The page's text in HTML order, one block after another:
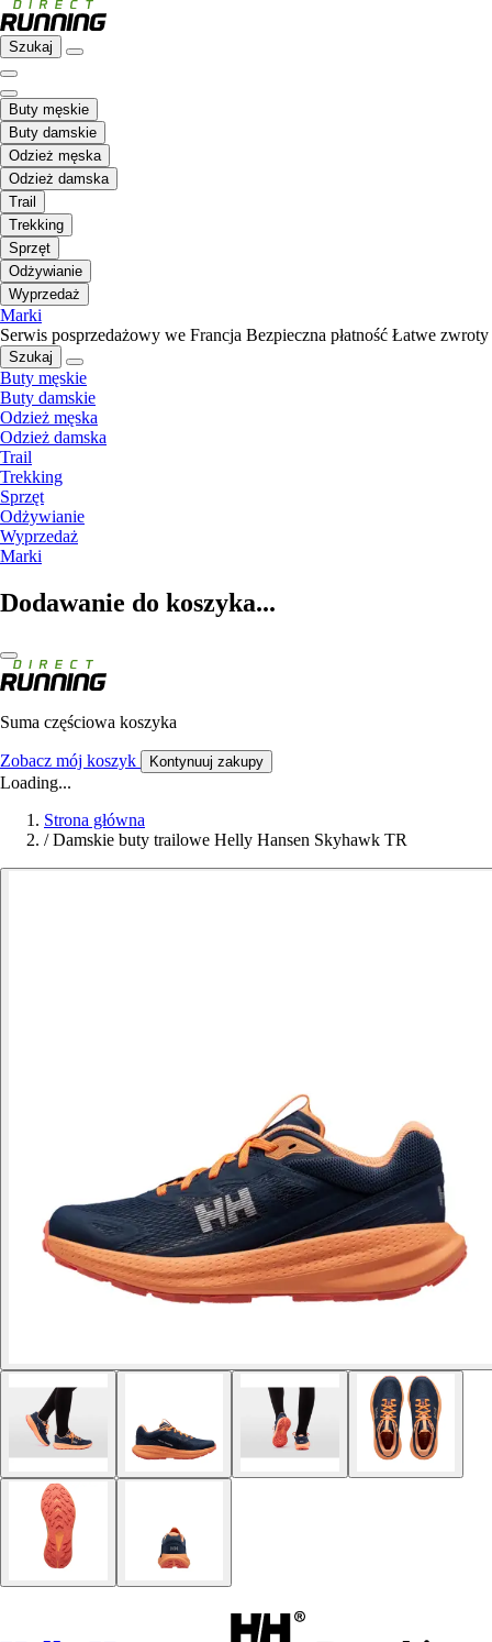
Szukaj
Buty męskie
Buty damskie
Odzież męska
Odzież damska
Trail
Trekking
Sprzęt
Odżywianie
Wyprzedaż
Marki
Serwis posprzedażowy we Francja Bezpieczna płatność Łatwe zwroty
Szukaj
Buty męskie
Buty damskie
Odzież męska
Odzież damska
Trail
Trekking
Sprzęt
Odżywianie
Wyprzedaż
Marki
Dodawanie do koszyka...
Suma częściowa koszyka
Zobacz mój koszyk Kontynuuj zakupy
Loading...
Strona główna
/ Damskie buty trailowe Helly Hansen Skyhawk TR